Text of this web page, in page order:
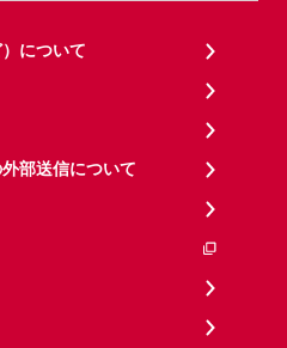
について
部送信について